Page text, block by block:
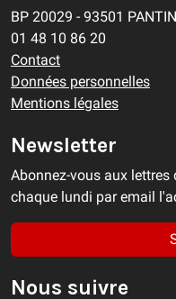
BP 20029 - 93501
01 48 10 86 20
Contact
Données personnelles
Mentions légales
Newsletter
Abonnez-vous aux
chaque lundi par email
Nous suivre